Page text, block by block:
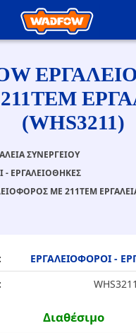
(WHS3211)
ΣΥΝΕΡΓΕΙΟΥ
- ΕΡΓΑΛΕΙΟΘΗΚΕΣ
ΜΕ 211ΤΕΜ
ΕΡΓΑΛΕΙΟΦΟΡΟΙ -
WHS3211
Διαθέσιμο